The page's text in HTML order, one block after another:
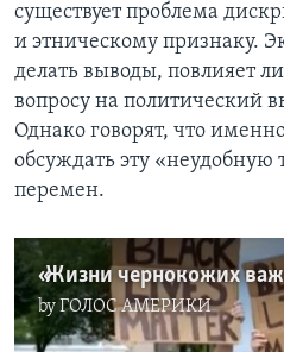
существует проблема
и этническому признаку.
делать выводы, повлияет
вопросу на политический
Однако говорят, что
обсуждать эту «неудобную
перемен.
byГОЛОС АМЕРИКИ